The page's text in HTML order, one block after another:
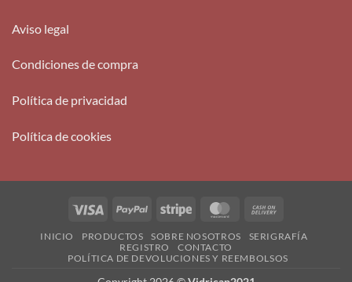
Aviso legal
Condiciones de compra
Política de privacidad
Política de cookies
Visa PayPal Stripe MasterCard
Delivery
INICIO PRODUCTOS SOBRE NOSOTROS
SERIGRAFÍA
REGISTRO
CONTACTO
POLÍTICA DE DEVOLUCIONES Y REEMBOLSOS